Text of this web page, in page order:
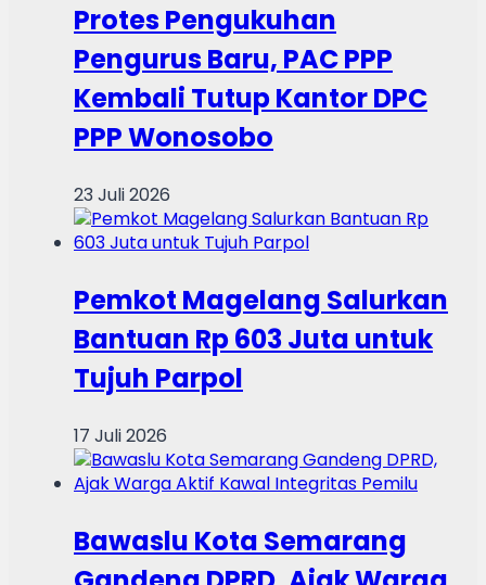
Protes Pengukuhan
Pengurus Baru, PAC PPP
Kembali Tutup Kantor DPC
PPP Wonosobo
23 Juli 2026
Pemkot Magelang Salurkan
Bantuan Rp 603 Juta untuk
Tujuh Parpol
17 Juli 2026
Bawaslu Kota Semarang